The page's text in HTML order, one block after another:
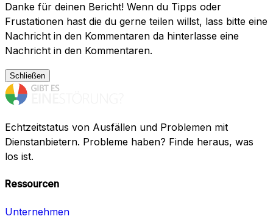
Danke für deinen Bericht! Wenn du Tipps oder
Frustationen hast die du gerne teilen willst, lass bitte eine
Nachricht in den Kommentaren da hinterlasse eine
Nachricht in den Kommentaren.
Schließen
Echtzeitstatus von Ausfällen und Problemen mit
Dienstanbietern. Probleme haben? Finde heraus, was
los ist.
Ressourcen
Unternehmen